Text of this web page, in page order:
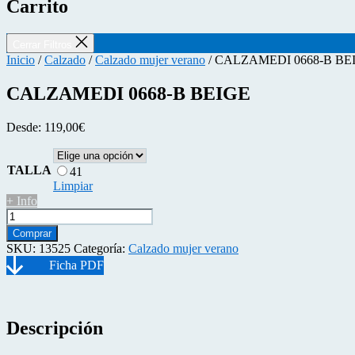
Carrito
Inicio /Calzado /Calzado mujer verano / CALZAMEDI 0668-B
CALZAMEDI 0668-B BEIGE
Desde: 119,00€
TALLA
41
Limpiar
+ Info
CALZAMEDI
0668-
B
BEIGE
cantidad
Comprar
SKU: 13525 Categoría: Calzado mujer verano
Descripción